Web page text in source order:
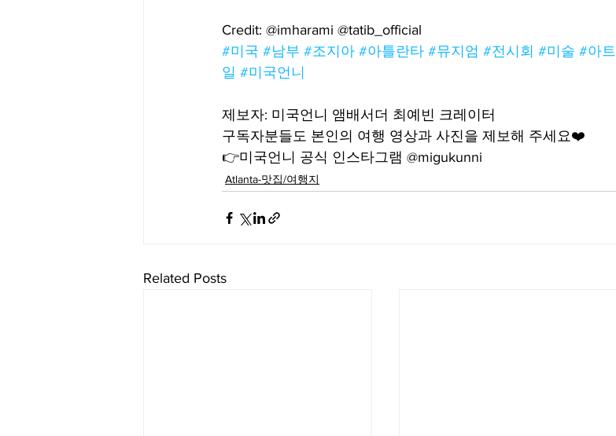
Credit: @imharami @tatib_official
#미국 #남부 #조지아 #아틀란타 #뮤지엄 #전시회 #미술 #아트
일 #미국언니
제보자: 미국언니 앰배서더 최예빈 크레이터
구독자분들도 본인의 여행 영상과 사진을 제보해 주세요❤️
👉미국언니 공식 인스타그램 @migukunni
Atlanta-맛집/여행지
Related Posts